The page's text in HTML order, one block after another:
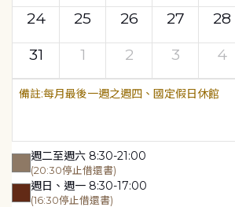
24
25 26 27 28
31
1 2 3 4
每月最後一週之週四、國定假日休館
週二至週六 8:30-21:00
(20:30停止借還書)
週日、週一 8:30-17:00
(16:30停止借還書)